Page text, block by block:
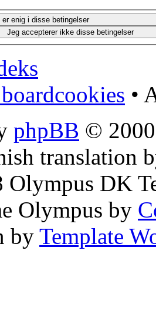
•
phpBB ©
translation
Olympus DK
Olympus by
by Template